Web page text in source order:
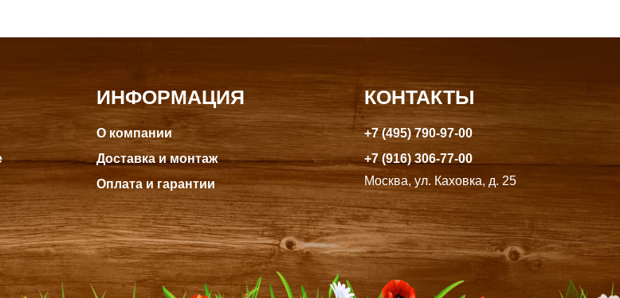
ИНФОРМАЦИЯ
О компании
Доставка и монтаж
Оплата и гарантии
КОНТАКТЫ
+7 (495) 790-97-00
+7 (916) 306-77-00
Москва, ул. Каховка, д. 25